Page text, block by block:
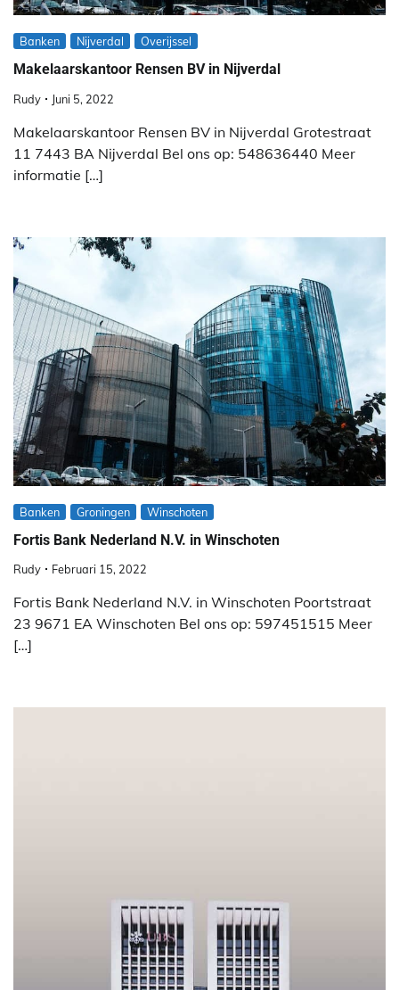
Banken Nijverdal Overijssel
Makelaarskantoor Rensen BV in Nijverdal
Rudy Juni 5, 2022
Makelaarskantoor Rensen BV in Nijverdal Grotestraat
11 7443 BA Nijverdal Bel ons op: 548636440 Meer
informatie […]
Banken Groningen Winschoten
Fortis Bank Nederland N.V. in Winschoten
Rudy Februari 15, 2022
Fortis Bank Nederland N.V. in Winschoten Poortstraat
23 9671 EA Winschoten Bel ons op: 597451515 Meer
[…]